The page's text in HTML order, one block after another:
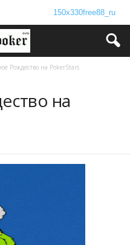
Рождество на PokerStars
на